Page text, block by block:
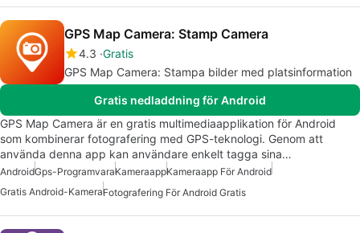
GPS Map Camera: Stamp Camera
4.3 Gratis
GPS Map Camera: Stampa bilder med platsinformation
Gratis nedladdning för Android
GPS Map Camera är en gratis multimediaapplikation för Android
som kombinerar fotografering med GPS-teknologi. Genom att
använda denna app kan användare enkelt tagga sina…
AndroidGps-ProgramvaraKameraappKameraapp För Android
Gratis Android-KameraFotografering För Android Gratis